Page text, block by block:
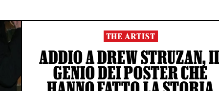
THE ARTIST
ADDIO A DREW STRUZAN,
GENIO DEI POSTER CHE